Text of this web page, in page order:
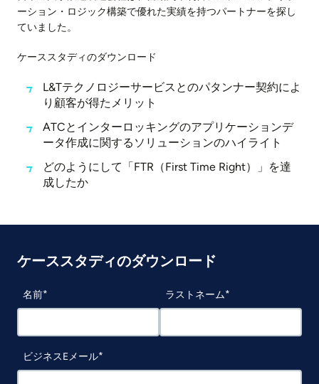
ーション・ロジック構築で優れた実績を持つパートナーを探し
ていました。
ケーススタディのダウンロード
L&Tテクノロジーサービスとのパタンナー契約によ
り顧客が得たメリット
ATCとインターロッキングのアプリケーションデ
ータ作成に関するソリューションのハイライト
どのようにして「FTR（First Time Right）」を達
成したか
ケーススタディのダウンロード
名前 ラストネーム
ビジネスEメール